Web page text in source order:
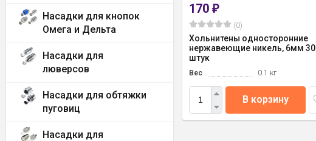
Насадки для кнопок
Омега и Дельта
Насадки для
люверсов
Насадки для обтяжки
пуговиц
Насадки для
170 ₽
(0)
Хольнитены односторонние
нержавеющие никель, 6мм 30
штук
Вес 0.1 кг
В корзину